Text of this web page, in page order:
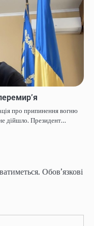
про припинення вогню
дійшло. Президент…
Обов’язкові